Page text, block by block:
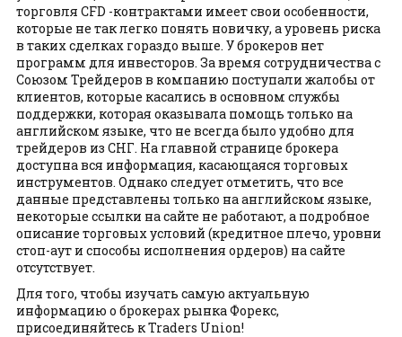
торговля CFD -контрактами имеет свои особенности,
которые не так легко понять новичку, а уровень риска
в таких сделках гораздо выше. У брокеров нет
программ для инвесторов. За время сотрудничества с
Союзом Трейдеров в компанию поступали жалобы от
клиентов, которые касались в основном службы
поддержки, которая оказывала помощь только на
английском языке, что не всегда было удобно для
трейдеров из СНГ. На главной странице брокера
доступна вся информация, касающаяся торговых
инструментов. Однако следует отметить, что все
данные представлены только на английском языке,
некоторые ссылки на сайте не работают, а подробное
описание торговых условий (кредитное плечо, уровни
стоп-аут и способы исполнения ордеров) на сайте
отсутствует.
Для того, чтобы изучать самую актуальную
информацию о брокерах рынка Форекс,
присоединяйтесь к Traders Union!